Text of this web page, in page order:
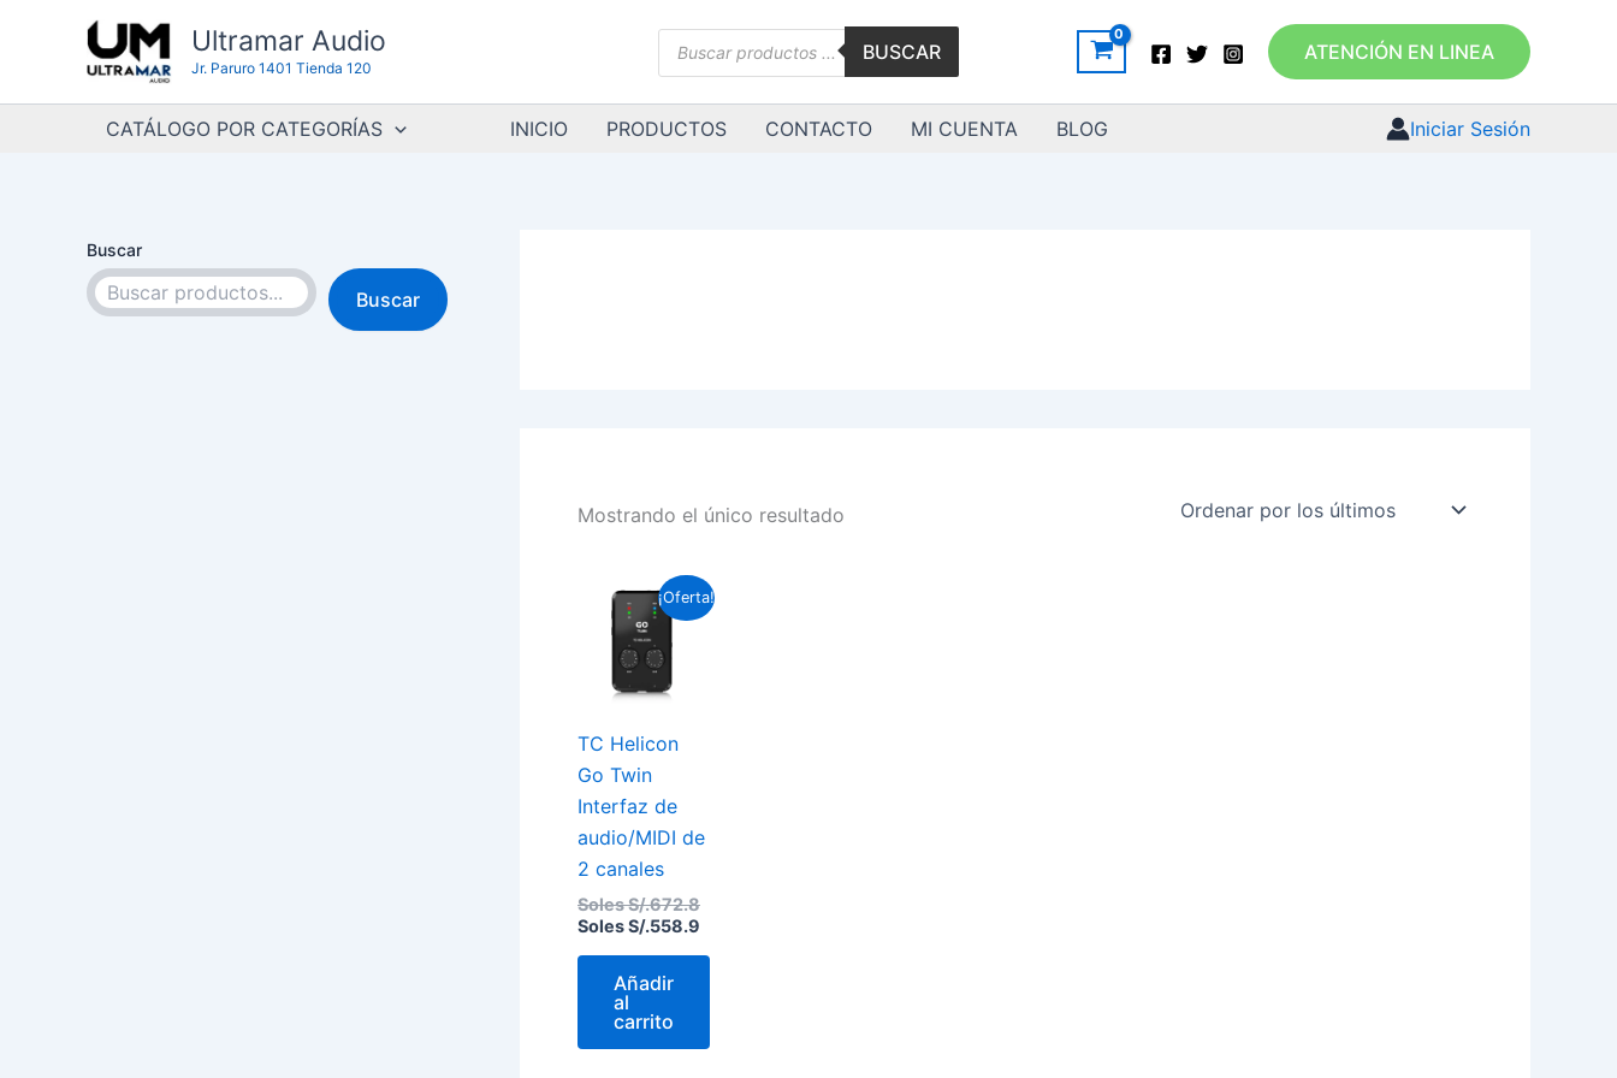
contenido
Ultramar Audio
Jr. Paruro 1401 Tienda 120
Búsqueda
BUSCAR ATENCIÓN EN LINEA
CATÁLOGO POR CATEGORÍAS INICIO PRODUCTOS CONTACTO MI CUENTA BLOG Iniciar Sesión
Buscar
Buscar
Mostrando el único resultado
¡Oferta!
TC Helicon
Go Twin
Interfaz de
audio/MIDI de
2 canales
Soles S/.672.8
El
precio
Soles S/.558.9
El
precio
Añadir
al
carrito